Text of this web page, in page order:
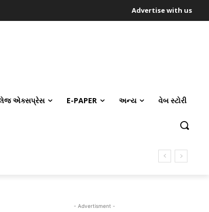
Advertise with us
એક્સપ્રેસ E-PAPER અન્ય વેબ સ્ટોરી
- Advertisment -